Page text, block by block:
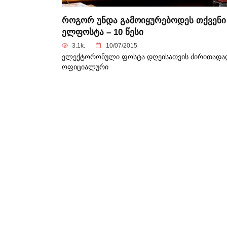
როგორ უნდა გამოიყურებოდეს თქვენი
ელფოსტა – 10 წესი
3.1k. 10/07/2015
ელექტორონული ფოსტა დღეისათვის
ოფიციალური